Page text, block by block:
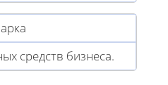
средств бизнеса.